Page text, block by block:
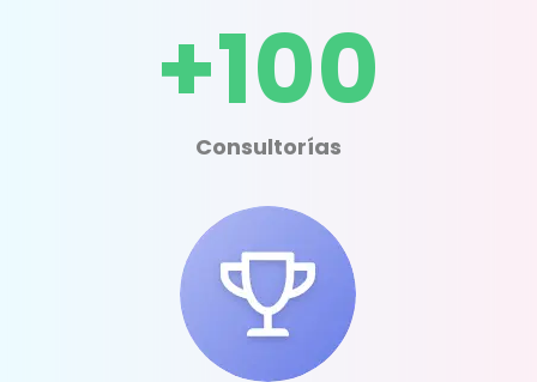
+100
Consultorías